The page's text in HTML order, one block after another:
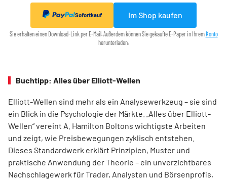
Sofortkauf Im Shop kaufen
Sie erhalten einen Download-Link per E-Mail. Außerdem können Sie gekaufte E-Paper in Ihrem Konto
herunterladen.
Buchtipp: Alles über Elliott-Wellen
Elliott-Wellen sind mehr als ein Analysewerkzeug – sie sind
ein Blick in die Psychologie der Märkte. „Alles über Elliott-
Wellen“ vereint A. Hamilton Boltons wichtigste Arbeiten
und zeigt, wie Preisbewegungen zyklisch entstehen.
Dieses Standardwerk erklärt Prinzipien, Muster und
praktische Anwendung der Theorie – ein unverzichtbares
Nachschlagewerk für Trader, Analysten und Börsenprofis,